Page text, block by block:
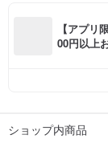
【アプリ
00円以上
ショップ内商品